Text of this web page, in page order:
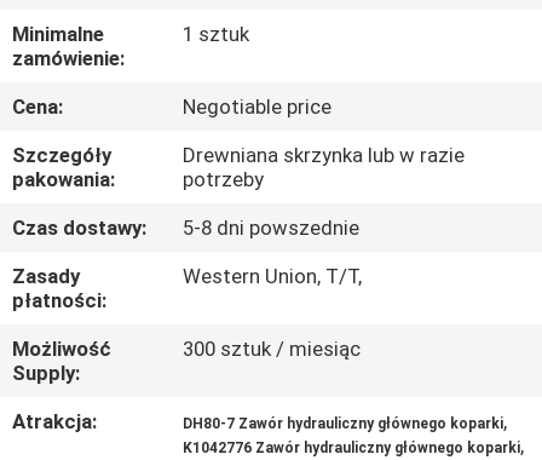
WYCIECZKA
PO
FABRYCE
KONTROLA
JAKOŚCI
SKONTAKTUJ
SIĘ
Z
NAMI
Minimalne
zamówienie:
1 sztuk
Cena:
Negotiable price
Szczegóły
pakowania:
Drewniana skrzynka lub w razie
potrzeby
Czas dostawy:
5-8 dni powszednie
Zasady
płatności:
Western Union, T/T,
Możliwość
Supply:
300 sztuk / miesiąc
Atrakcja: DH80-7 Zawór hydrauliczny głównego koparki,
K1042776 Zawór hydrauliczny głównego koparki,